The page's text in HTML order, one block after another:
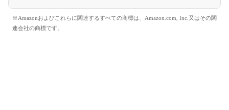
※Amazonおよびこれらに関連するすべての商標は、Amazon.com, Inc.又はその関
連会社の商標です。